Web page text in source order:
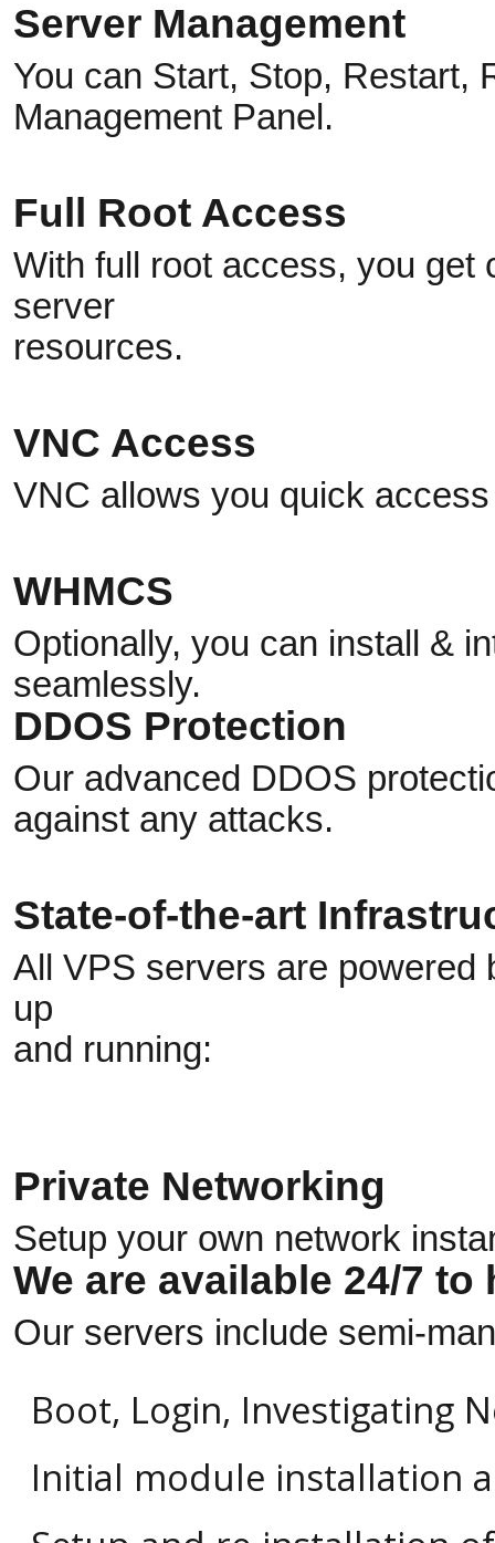
Server Management
You can Start, Stop, Restart,
Management Panel.
Full Root Access
With full root access, you get
server
resources.
VNC Access
VNC allows you quick
WHMCS
Optionally, you can install &
seamlessly.
DDOS Protection
Our advanced DDOS
against any attacks.
State-of-the-art
All VPS servers are powered
up
and running:
Private Networking
Setup your own network
We are available 24/7
Our servers include semi-
Boot, Login, Investigating
Initial module installation